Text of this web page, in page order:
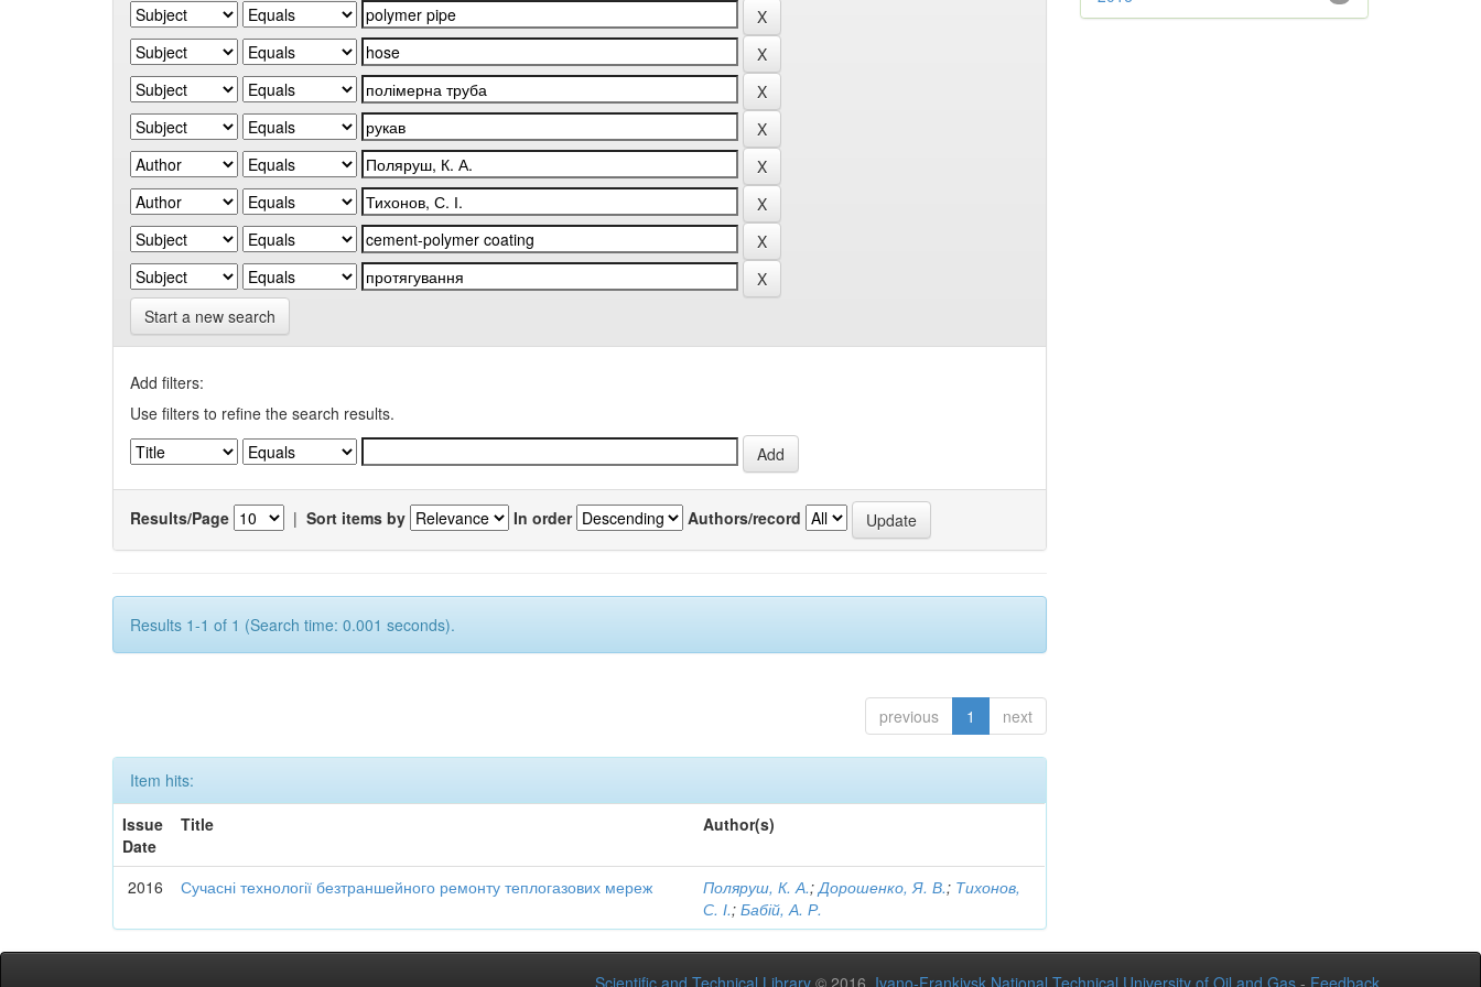
Start a new search
Add filters:
Use filters to refine the search results.
Results/Page | Sort items by In order Authors/record
Results 1-1 of 1 (Search time: 0.001 seconds).
previous 1 next
Item hits:
Issue
Date
Title Author(s)
2016 Сучасні технології безтраншейного ремонту теплогазових мереж Поляруш, К. А.;Дорошенко, Я. В.; Тихонов,
С. І.;Бабій, А. Р.
Scientific and Technical Library © 2016 Ivano-Frankivsk National Technical University of Oil and Gas - Feedback